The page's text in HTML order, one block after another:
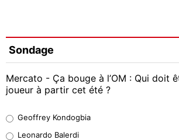
Sondage
Mercato - Ça bouge à l’OM : Qui doit
joueur à partir cet été ?
38%
Geoffrey Kondogbia
Leonardo Balerdi